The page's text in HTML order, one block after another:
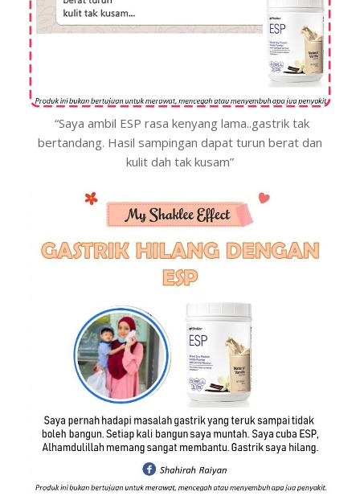
“Saya ambil ESP rasa kenyang lama..gastrik tak
bertandang. Hasil sampingan dapat turun berat dan
kulit dah tak kusam”